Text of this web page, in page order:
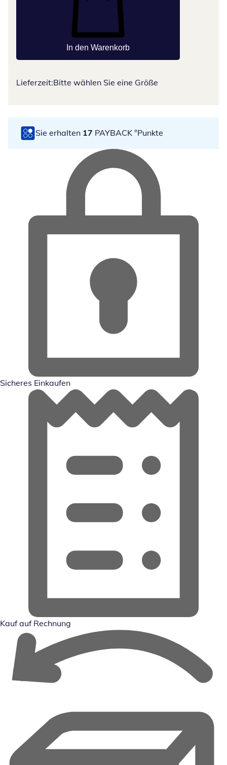
In den Warenkorb
Lieferzeit:Bitte wählen Sie eine Größe
Sie erhalten 17 PAYBACK °Punkte
Sicheres Einkaufen
Kauf auf Rechnung